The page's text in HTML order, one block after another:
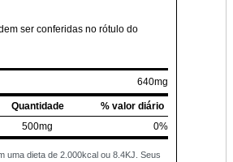
ser conferidas no rótulo do
640mg
Quantidade
% valor diário
500mg 0%
uma dieta de 2.000kcal ou 8.4KJ. Seus